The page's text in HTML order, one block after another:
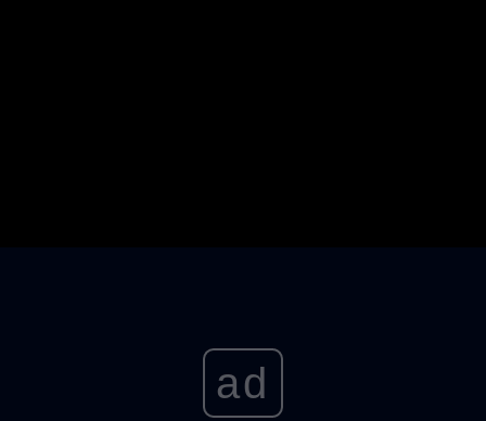
ad